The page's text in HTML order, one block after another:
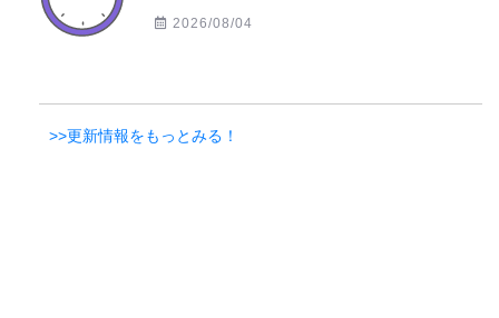
2026/08/04
>>更新情報をもっとみる！